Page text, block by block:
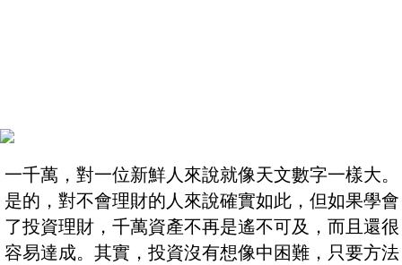
一千萬，對一位新鮮人來說就像天文數字一樣大。
是的，對不會理財的人來說確實如此，但如果學會
了投資理財，千萬資產不再是遙不可及，而且還很
容易達成。其實，投資沒有想像中困難，只要方法